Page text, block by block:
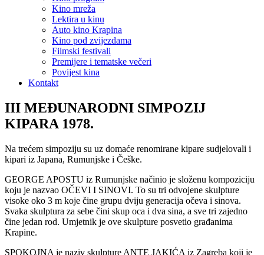
Kino mreža
Lektira u kinu
Auto kino Krapina
Kino pod zvijezdama
Filmski festivali
Premijere i tematske večeri
Povijest kina
Kontakt
III MEĐUNARODNI SIMPOZIJ
KIPARA 1978.
Na trećem simpoziju su uz domaće renomirane kipare sudjelovali i
kipari iz Japana, Rumunjske i Češke.
GEORGE APOSTU iz Rumunjske načinio je složenu kompoziciju
koju je nazvao OČEVI I SINOVI. To su tri odvojene skulpture
visoke oko 3 m koje čine grupu dviju generacija očeva i sinova.
Svaka skulptura za sebe čini skup oca i dva sina, a sve tri zajedno
čine jedan rod. Umjetnik je ove skulpture posvetio građanima
Krapine.
SPOKOJNA je naziv skulpture ANTE JAKIĆA iz Zagreba koji je